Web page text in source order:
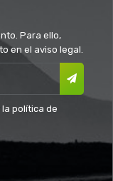
Para ello,
en el aviso legal.
la política de